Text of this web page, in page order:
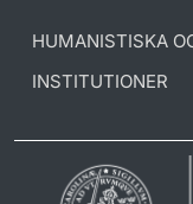
HUMANISTISKA
INSTITUTIONER